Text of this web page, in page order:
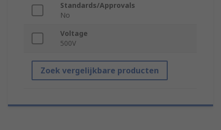
Standards/Approvals
No
Voltage
500V
Zoek vergelijkbare producten